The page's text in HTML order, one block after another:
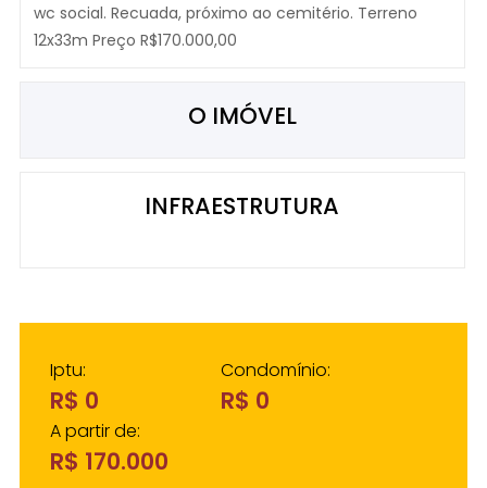
wc social. Recuada, próximo ao cemitério. Terreno
12x33m Preço R$170.000,00
O IMÓVEL
INFRAESTRUTURA
Iptu:
R$ 0
Condomínio:
R$ 0
A partir de:
R$ 170.000